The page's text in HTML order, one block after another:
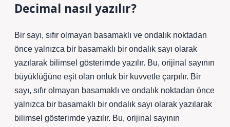
Decimal nasıl yazılır?
Bir sayı, sıfır olmayan basamaklı ve ondalık noktadan
önce yalnızca bir basamaklı bir ondalık sayı olarak
yazılarak bilimsel gösterimde yazılır. Bu, orijinal sayının
büyüklüğüne eşit olan onluk bir kuvvetle çarpılır. Bir
sayı, sıfır olmayan basamaklı ve ondalık noktadan önce
yalnızca bir basamaklı bir ondalık sayı olarak yazılarak
bilimsel gösterimde yazılır. Bu, orijinal sayının